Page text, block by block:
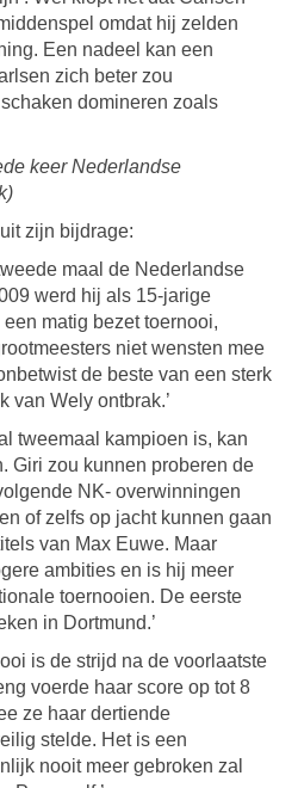
omdat hij zelden
Een nadeel kan een
zich beter zou
domineren zoals
keer Nederlandse
zijn bijdrage:
maal de Nederlandse
werd hij als 15-jarige
matig bezet toernooi,
niet wensten mee
de beste van een sterk
van Wely ontbrak.’
tweemaal kampioen is, kan
Giri zou kunnen proberen de
NK- overwinningen
of zelfs op jacht kunnen gaan
van Max Euwe. Maar
ambities en is hij meer
toernooien. De eerste
in Dortmund.’
is de strijd na de voorlaatste
voerde haar score op tot 8
ze haar dertiende
stelde. Het is een
nooit meer gebroken zal